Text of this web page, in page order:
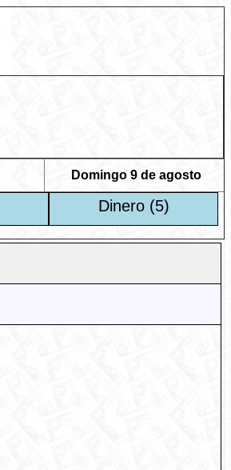
Domingo 9 de agosto
Dinero (5)